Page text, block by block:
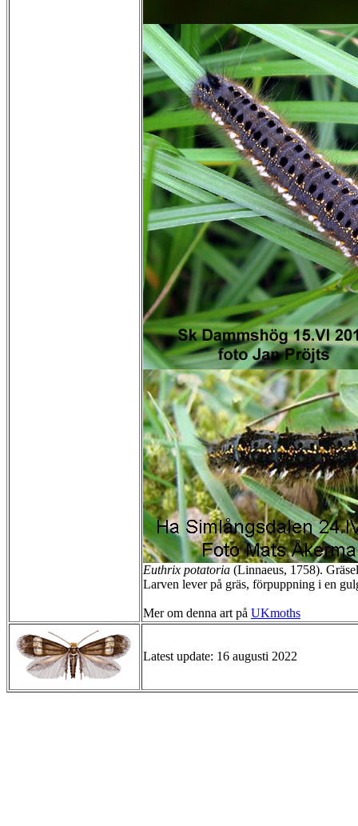
Euthrix potatoria (Linnaeus, 1758).
Larven lever på gräs, förpuppning i en
Mer om denna art på UKmoths
Latest update: 16 augusti 2022